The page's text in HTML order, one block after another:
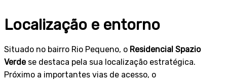
Localização e entorno
Situado no bairro Rio Pequeno, o Residencial Spazio
Verdese destaca pela sua localização estratégica.
Próximo a importantes vias de acesso, o